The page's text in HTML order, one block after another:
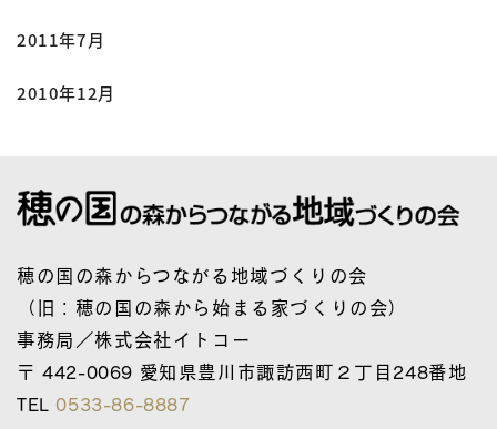
2011年7月
2010年12月
穂の国の森からつながる地域づくりの会
（旧：穂の国の森から始まる家づくりの会）
事務局／株式会社イトコー
〒 442-0069 愛知県豊川市諏訪西町２丁目248番地
TEL0533-86-8887